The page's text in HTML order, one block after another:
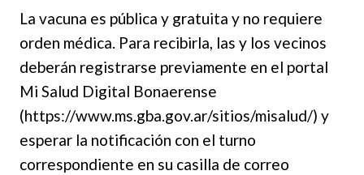
La vacuna es pública y gratuita y no requiere
orden médica. Para recibirla, las y los vecinos
deberán registrarse previamente en el portal
Mi Salud Digital Bonaerense
(https://www.ms.gba.gov.ar/sitios/misalud/) y
esperar la notificación con el turno
correspondiente en su casilla de correo